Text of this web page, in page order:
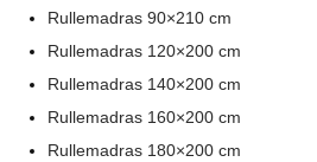
Rullemadras 90×210 cm
Rullemadras 120×200 cm
Rullemadras 140×200 cm
Rullemadras 160×200 cm
Rullemadras 180×200 cm